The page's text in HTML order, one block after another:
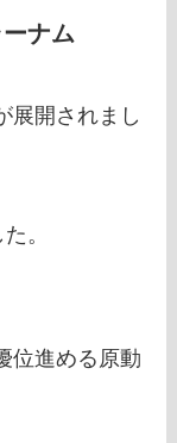
ナム
展開されまし
。
位進める原動